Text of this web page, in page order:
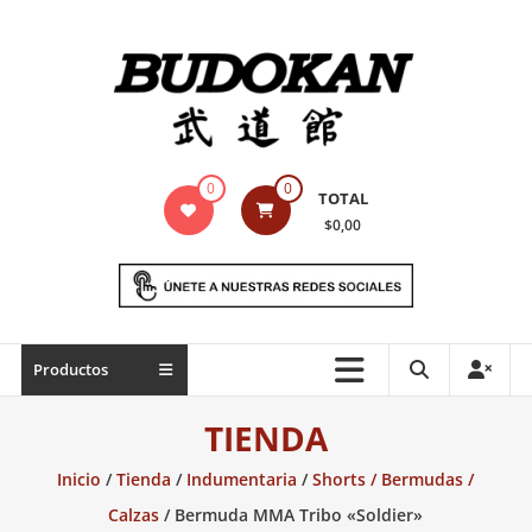
Indumentaria
marciales
Todo
necesario
0 0 TOTAL
$0,00
Productos
TIENDA
Inicio /Tienda / Indumentaria /Shorts / Bermudas /
Calzas / Bermuda MMA Tribo «Soldier»